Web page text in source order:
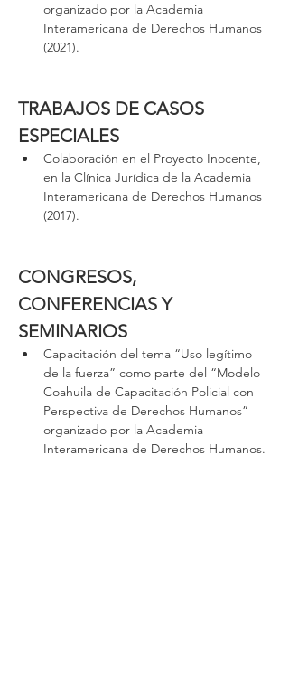
organizado por la Academia
Interamericana de Derechos Humanos
(2021).
TRABAJOS DE CASOS
ESPECIALES
Colaboración en el Proyecto Inocente,
en la Clínica Jurídica de la Academia
Interamericana de Derechos Humanos
(2017).
CONGRESOS,
CONFERENCIAS Y
SEMINARIOS
Capacitación del tema “Uso legítimo
de la fuerza” como parte del “Modelo
Coahuila de Capacitación Policial con
Perspectiva de Derechos Humanos”
organizado por la Academia
Interamericana de Derechos Humanos.